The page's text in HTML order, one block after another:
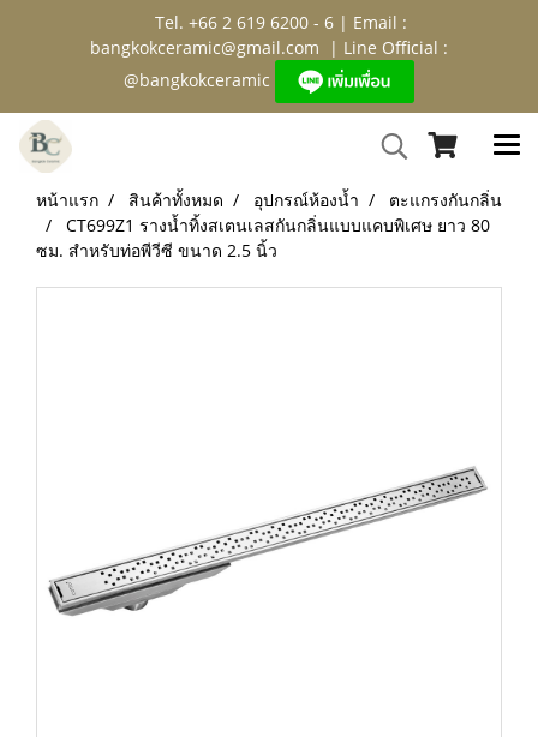
Tel. +66 2 619 6200 - 6 | Email :
bangkokceramic@gmail.com | Line Official :
@bangkokceramic
หน้าแรก สินค้าทั้งหมด อุปกรณ์ห้องน้ำ
ตะแกรงกันกลิ่น
CT699Z1 รางน้ำทิ้งสเตนเลสกันกลิ่นแบบแคบพิเศษ ยาว 80
ซม. สำหรับท่อพีวีซี ขนาด 2.5 นิ้ว